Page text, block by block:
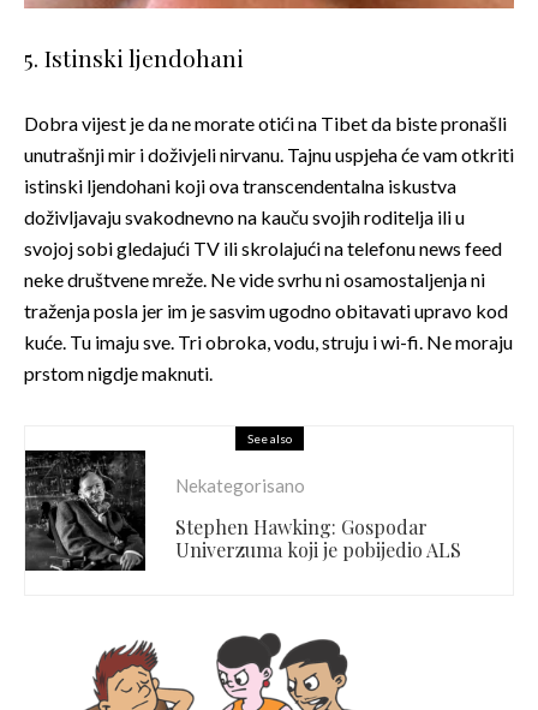
5. Istinski ljendohani
Dobra vijest je da ne morate otići na Tibet da biste pronašli
unutrašnji mir i doživjeli nirvanu. Tajnu uspjeha će vam otkriti
istinski ljendohani koji ova transcendentalna iskustva
doživljavaju svakodnevno na kauču svojih roditelja ili u
svojoj sobi gledajući TV ili skrolajući na telefonu news feed
neke društvene mreže. Ne vide svrhu ni osamostaljenja ni
traženja posla jer im je sasvim ugodno obitavati upravo kod
kuće. Tu imaju sve. Tri obroka, vodu, struju i wi-fi. Ne moraju
prstom nigdje maknuti.
See also
Nekategorisano
Stephen Hawking: Gospodar
Univerzuma koji je pobijedio ALS